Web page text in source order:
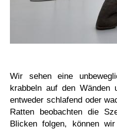
Wir sehen eine
krabbeln auf den Wänden
entweder schlafend oder
Ratten beobachten die
Blicken folgen, können